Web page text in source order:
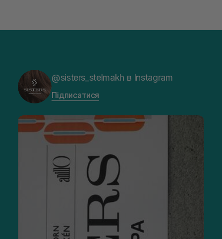
@sisters_stelmakh в Instagram
Підписатися